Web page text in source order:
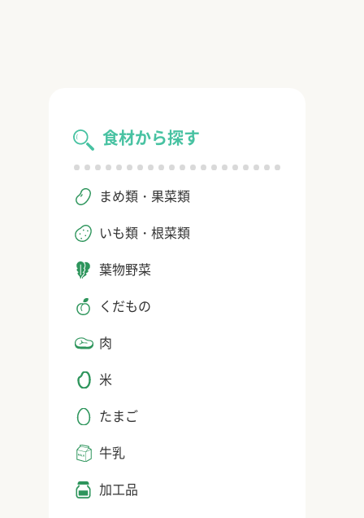
食材から探す
まめ類・果菜類
いも類・根菜類
葉物野菜
くだもの
肉
米
たまご
牛乳
加工品